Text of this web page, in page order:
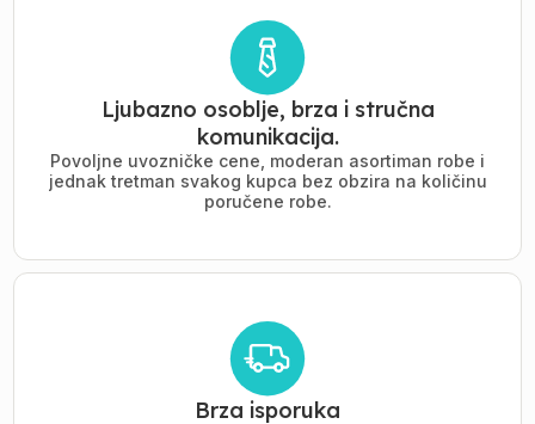
Ljubazno osoblje, brza i stručna
komunikacija.
Povoljne uvozničke cene, moderan asortiman robe i
jednak tretman svakog kupca bez obzira na količinu
poručene robe.
Brza isporuka